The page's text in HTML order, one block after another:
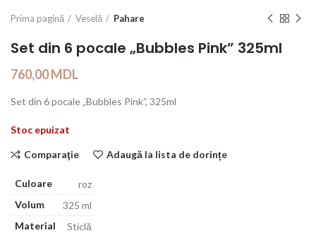
Prima pagină Veselă Pahare
Set din 6 pocale „Bubbles Pink” 325ml
760,00MDL
Set din 6 pocale „Bubbles Pink”, 325ml
Stoc epuizat
Comparaţie Adaugă la lista de dorințe
Culoare
roz
Volum
325 ml
Material
Sticlă